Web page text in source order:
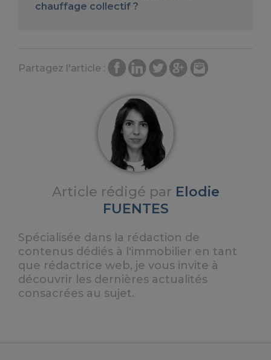
chauffage collectif ?
Partagez l'article :
Article rédigé par Elodie
FUENTES
Spécialisée dans la rédaction de
contenus dédiés à l'immobilier en tant
que rédactrice web, je vous invite à
découvrir les dernières actualités
consacrées au sujet.